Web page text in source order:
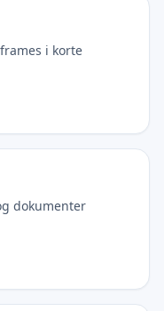
i korte
dokumenter